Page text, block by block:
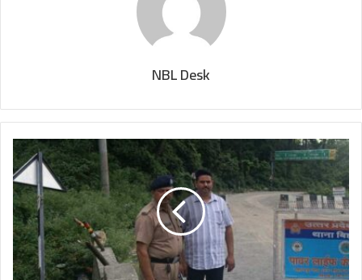
NBL Desk